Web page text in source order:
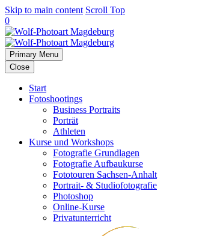
Skip to main content Scroll Top
0
Primary Menu
Close
Start
Fotoshootings
Business Portraits
Porträt
Athleten
Kurse und Workshops
Fotografie Grundlagen
Fotografie Aufbaukurse
Fototouren Sachsen-Anhalt
Portrait- & Studiofotografie
Photoshop
Online-Kurse
Privatunterricht